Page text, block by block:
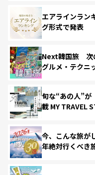
エアラインラン
グ形式で発表
Next韓国旅 次
グルメ・テクニ
旬な“あの人”が
載 MY TRAVEL
今、こんな旅が
年絶対行くべき